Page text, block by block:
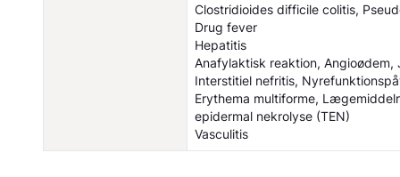
Clostridioides difficile colitis,
Drug fever
Hepatitis
Anafylaktisk reaktion,
Interstitiel nefritis,
Erythema multiforme,
epidermal nekrolyse (TEN)
Vasculitis